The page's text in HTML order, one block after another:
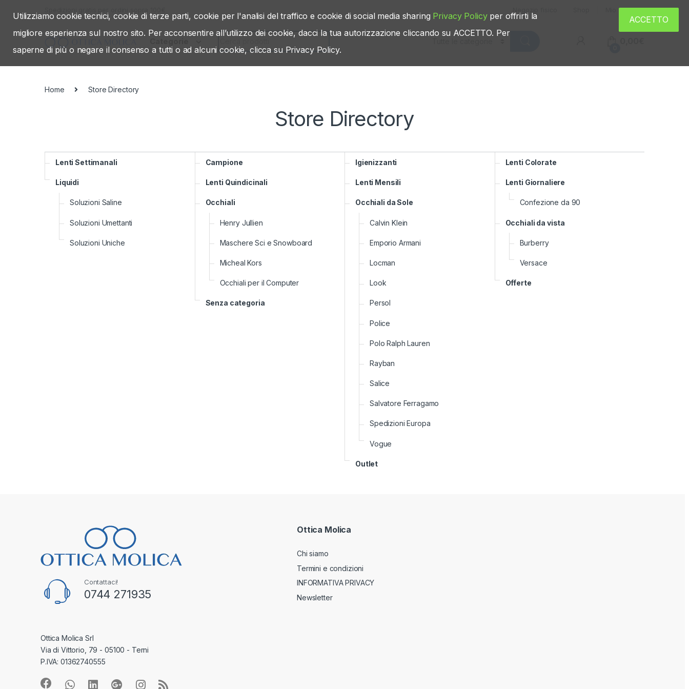
Mio account
Search for:
Home Store Directory
Store Directory
Lenti Settimanali
Liquidi
Soluzioni Saline
Soluzioni Umettanti
Soluzioni Uniche
Campione
Lenti Quindicinali
Occhiali
Henry Jullien
Maschere Sci e Snowboard
Micheal Kors
Occhiali per il Computer
Senza categoria
Igienizzanti
Lenti Mensili
Occhiali da Sole
Calvin Klein
Emporio Armani
Locman
Look
Persol
Police
Polo Ralph Lauren
Rayban
Salice
Salvatore Ferragamo
Spedizioni Europa
Vogue
Outlet
Lenti Colorate
Lenti Giornaliere
Confezione da 90
Occhiali da vista
Burberry
Versace
Offerte
Contattaci!
0744 271935
Ottica Molica Srl
Via di Vittorio, 79 - 05100 - Terni
P.IVA: 01362740555
Ottica Molica
Chi siamo
Termini e condizioni
INFORMATIVA PRIVACY
Newsletter
Utilizziamo cookie tecnici, cookie di terze parti, cookie per l'analisi del traffico e cookie di social media sharing Privacy Policyper offrirti la
migliore esperienza sul nostro sito. Per acconsentire all’utilizzo dei cookie, dacci la tua autorizzazione cliccando su ACCETTO. Per
saperne di più o negare il consenso a tutti o ad alcuni cookie, clicca su Privacy Policy.
ACCETTO